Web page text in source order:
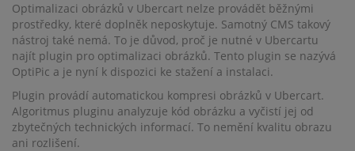
Optimalizaci obrázků v Ubercart nelze provádět běžnými
prostředky, které doplněk neposkytuje. Samotný CMS takový
nástroj také nemá. To je důvod, proč je nutné v Ubercartu
najít plugin pro optimalizaci obrázků. Tento plugin se nazývá
OptiPic a je nyní k dispozici ke stažení a instalaci.
Plugin provádí automatickou kompresi obrázků v Ubercart.
Algoritmus pluginu analyzuje kód obrázku a vyčistí jej od
zbytečných technických informací. To nemění kvalitu obrazu
ani rozlišení.